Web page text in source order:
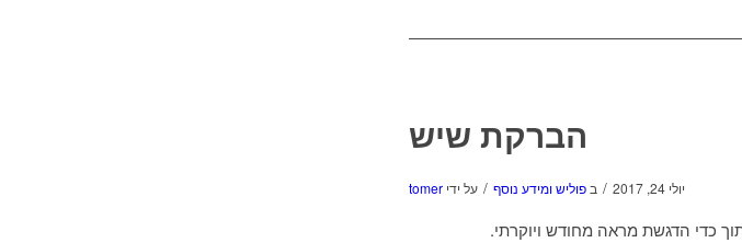
הברקת שיש
יולי 24, 2017 / בפוליש ומידע נוסף / על ידי tomer
כדי הדגשת מראה מחודש ויוקרתי.